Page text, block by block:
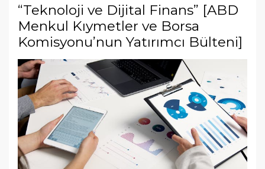
ON
“Teknoloji ve Dijital Finans” [ABD
Menkul Kıymetler ve Borsa
Komisyonu’nun Yatırımcı Bülteni]